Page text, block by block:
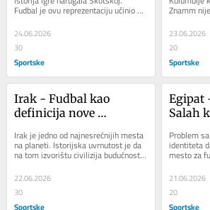
Fudbal je ovu reprezentaciju učinio
fusnotom engleskog fudbala, mada bi
neko mogao...
24.06.2026
30
Sportske
Znamm
teško je
ideju...
23.06.2026
20
Sportske
Irak - Fudbal kao
definicija nove
Irak je jedno od najnesrećnijih mesta
na planeti. Istorijska uvrnutost je da
na tom izvorištu civilizija budućnosti
poput Samera, Akada, Asirije i...
22.06.2026
30
Sportske
Egipat
Salah
Problem
identiteta
mesto za
5000
21.06.2026
20
Sportske